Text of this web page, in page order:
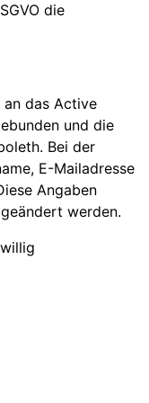
die
das Active
und die
Bei der
E-Mailadresse
Angaben
werden.